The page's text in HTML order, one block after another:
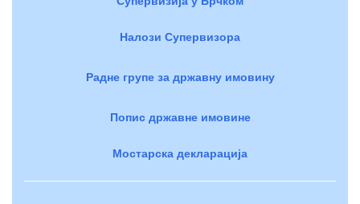
Налози Супервизора
Радне групе за државну имовину
Попис државне имовине
Мостарска декларација